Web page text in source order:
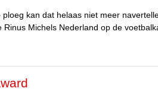
kan dat helaas niet meer
Michels Nederland op de